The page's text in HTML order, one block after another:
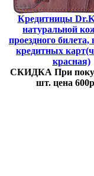
Кредитницы
натуральной
проездного билета,
кредитных
красная)
СКИДКА При
шт. цена